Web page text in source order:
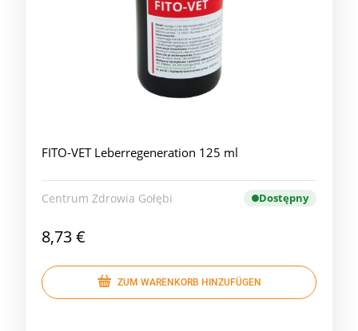
FITO-VET Leberregeneration 125 ml
Centrum Zdrowia Gołębi Dostępny
8,73 €
ZUM WARENKORB HINZUFÜGEN